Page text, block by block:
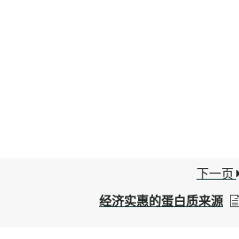
下一页
经济实惠的蛋白质来源